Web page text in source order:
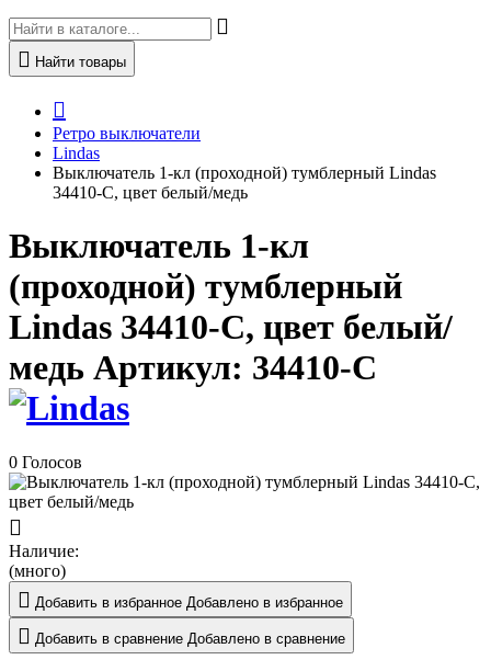
Найти товары
Ретро выключатели
Lindas
Выключатель 1-кл (проходной) тумблерный Lindas
34410-C, цвет белый/медь
Выключатель 1-кл
(проходной) тумблерный
Lindas 34410-C, цвет белый/
медь Артикул: 34410-C
0 Голосов
Наличие:
(много)
Добавить в избранное Добавлено в избранное
Добавить в сравнение Добавлено в сравнение